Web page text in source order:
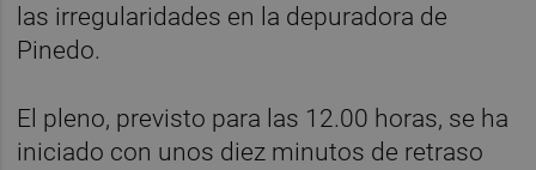
las irregularidades en la depuradora de
Pinedo.
El pleno, previsto para las 12.00 horas, se ha
iniciado con unos diez minutos de retraso